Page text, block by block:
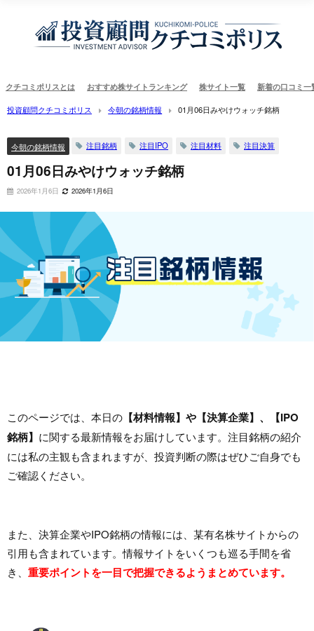
クチコミポリスとは おすすめ株サイトランキング 株サイト一覧 新着の口コミ一
投資顧問クチコミポリス 今朝の銘柄情報 01月06日みやけウォッチ銘柄
今朝の銘柄情報 注目銘柄 注目IPO 注目材料 注目決算
01月06日みやけウォッチ銘柄
2026年1月6日 2026年1月6日
このページでは、本日の 【材料情報】や【決算企業】、【IPO
銘柄】 に関する最新情報をお届けしています。注目銘柄の紹介
には私の主観も含まれますが、投資判断の際はぜひご自身でも
ご確認ください。
また、決算企業やIPO銘柄の情報には、某有名株サイトからの
引用も含まれています。情報サイトをいくつも巡る手間を省
き、 重要ポイントを一目で把握できるようまとめています。